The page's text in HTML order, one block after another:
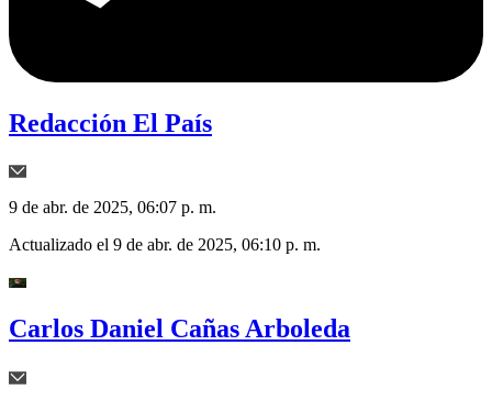
Redacción El País
9 de abr. de 2025, 06:07 p. m.
Actualizado el 9 de abr. de 2025, 06:10 p. m.
Carlos Daniel Cañas Arboleda